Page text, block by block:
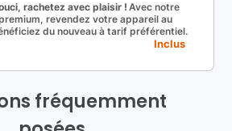
rachetez avec plaisir ! Avec notre
revendez votre appareil au
du nouveau à tarif préférentiel.
Inclus
fréquemment